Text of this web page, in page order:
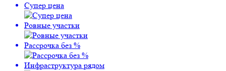
Супер цена
Ровные участки
Рассрочка без %
Инфраструктура рядом